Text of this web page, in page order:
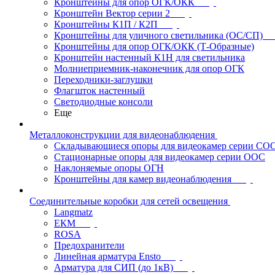
Кронштейны для опор ОГК/ОКК
Кронштейн Вектор серии 2
Кронштейны К1П / К2П
Кронштейны для уличного светильника (ОС/СП)
Кронштейны для опор ОГК/ОКК (Т-Образные)
Кронштейн настенный К1Н для светильника
Молниеприемник-наконечник для опор ОГК
Переходники-заглушки
Флагшток настенный
Светодиодные консоли
Еще
Металлоконструкции для видеонаблюдения
Складывающиеся опоры для видеокамер серии
Стационарные опоры для видеокамер серии ООС
Наклоняемые опоры ОГН
Кронштейны для камер видеонаблюдения
Соединительные коробки для сетей освещения
Langmatz
ЕКМ
ROSA
Предохранители
Линейная арматура Ensto
Арматура для СИП (до 1кВ)